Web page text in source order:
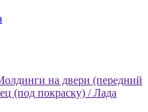
на двери (передний
(под покраску) / Лада